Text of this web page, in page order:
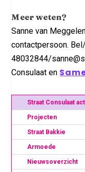
Meer weten?
Sanne van
contactpersoon.
48032844/
Consulaat en
Straat Consulaat
Projecten
Straat Bakkie
Armoede
Nieuwsoverzicht